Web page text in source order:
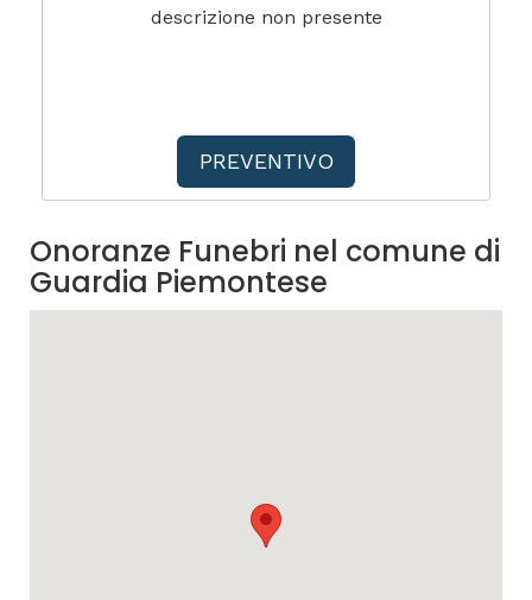
descrizione non presente
PREVENTIVO
Onoranze Funebri nel comune di
Guardia Piemontese